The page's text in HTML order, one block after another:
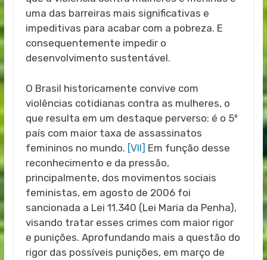
uma das barreiras mais significativas e
impeditivas para acabar com a pobreza. E
consequentemente impedir o
desenvolvimento sustentável.
O Brasil historicamente convive com
violências cotidianas contra as mulheres, o
que resulta em um destaque perverso: é o 5º
país com maior taxa de assassinatos
femininos no mundo. [VII] Em função desse
reconhecimento e da pressão,
principalmente, dos movimentos sociais
feministas, em agosto de 2006 foi
sancionada a Lei 11.340 (Lei Maria da Penha),
visando tratar esses crimes com maior rigor
e punições. Aprofundando mais a questão do
rigor das possíveis punições, em março de